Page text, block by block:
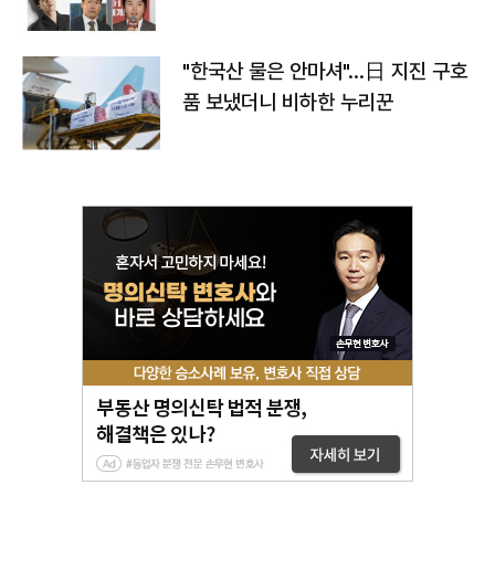
"한국산 물은 안마셔"…日 지진 구호
품 보냈더니 비하한 누리꾼